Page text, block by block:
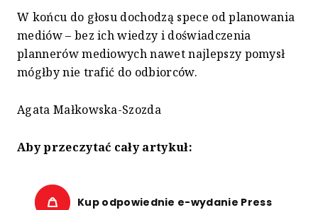
W końcu do głosu dochodzą spece od planowania
mediów – bez ich wiedzy i doświadczenia
plannerów mediowych nawet najlepszy pomysł
mógłby nie trafić do odbiorców.
Agata Małkowska-Szozda
Aby przeczytać cały artykuł:
Kup odpowiednie e-wydanie Press